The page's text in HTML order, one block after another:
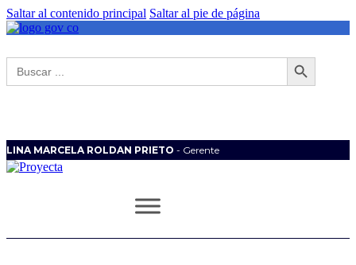
Saltar al contenido principal Saltar al pie de página
Buscar: Botón de búsqueda
LINA MARCELA ROLDAN PRIETO - Gerente